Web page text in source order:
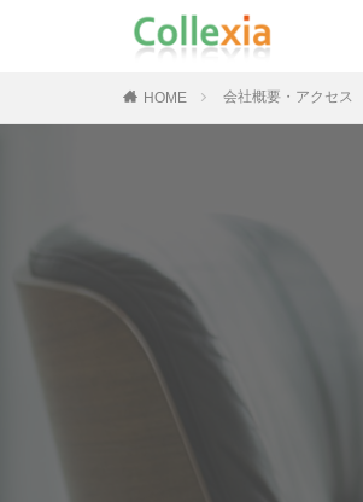
HOME 会社概要・アクセス